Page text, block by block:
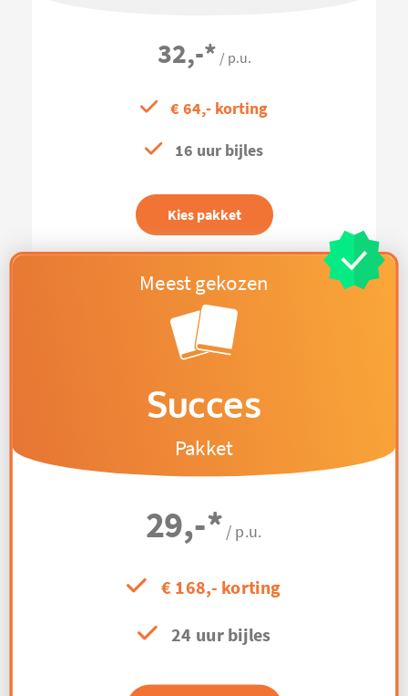
32,-* / p.u.
€ 64,- korting
16 uur bijles
Kies pakket
Succes
Pakket
29,-* / p.u.
€ 168,- korting
24 uur bijles